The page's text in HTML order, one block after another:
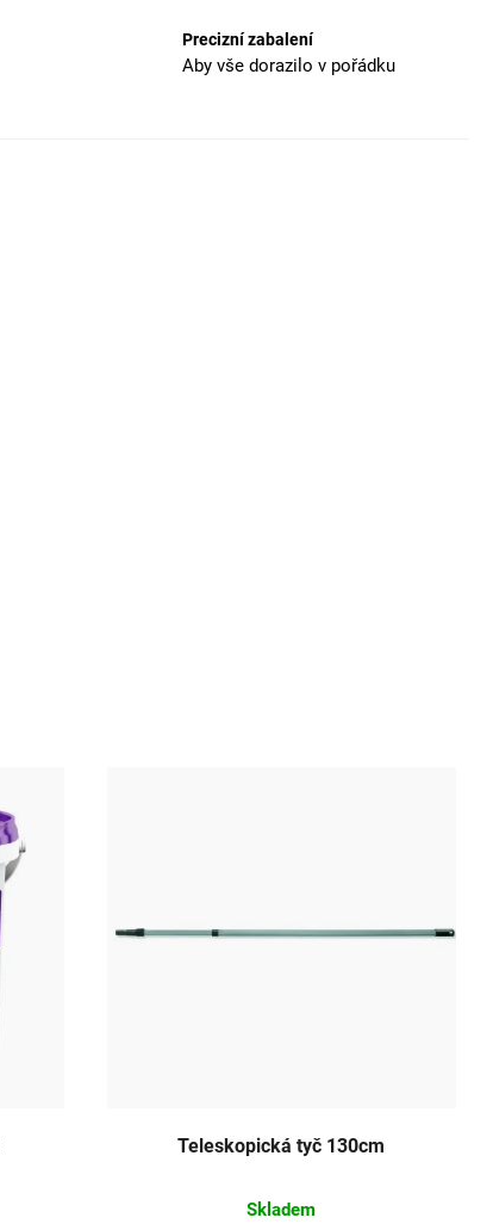
Precizní zabalení
Aby vše dorazilo v pořádku
Teleskopická tyč 130cm
Skladem